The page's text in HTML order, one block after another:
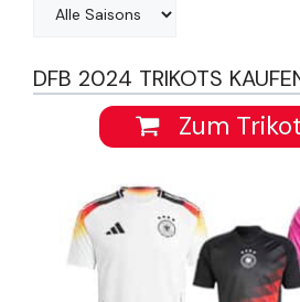
DFB 2024 TRIKOTS
Zum